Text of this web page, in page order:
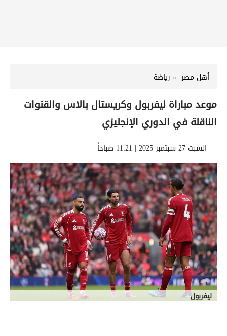
أهل مصر رياضة
موعد مباراة ليفربول وكريستال بالاس والقنوات
الناقلة في الدوري الإنجليزي
السبت 27 سبتمبر 2025 | 11:21 صباحاً
ليفربول